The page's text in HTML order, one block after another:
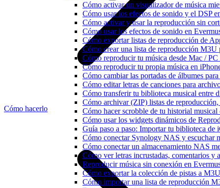
Cómo activar un visualizador de música
Cómo usar los efectos de sonido y el DSP
Cómo activar y usar la reproducción sin
Cómo usar los efectos de sonido en
Cómo exportar listas de reproducción de
Cómo crear una lista de reproducción
Cómo reproducir tu música desde Mac /
Cómo reproducir tu propia música en
Cómo cambiar las portadas de álbumes
Cómo editar letras de canciones para
Cómo transferir tu biblioteca musical entre
Cómo archivar (ZIP) listas de
Cómo hacer scrobble de tu historial
Cómo usar los widgets dinámicos de
Guía paso a paso: Importar tu biblioteca
Cómo conectar Synology NAS y escuchar
Cómo conectar un almacenamiento NAS
Cómo ver letras incrustadas, comentarios
Reproducir música sin conexión en
Cómo exportar la colección de pistas a
Cómo importar una lista de reproducción
Cómo hacerlo